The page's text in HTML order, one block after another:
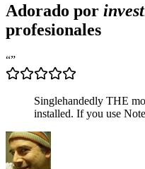
Adorado por
profesionales
“”
Singlehandedly THE
installed. If you use